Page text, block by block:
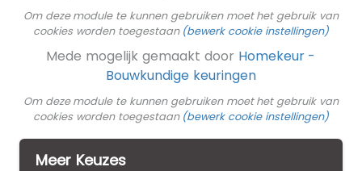
Om deze module te kunnen gebruiken moet het gebruik van
cookies worden toegestaan (bewerk cookie instellingen)
Mede mogelijk gemaakt door Homekeur -
Bouwkundige keuringen
Om deze module te kunnen gebruiken moet het gebruik van
cookies worden toegestaan (bewerk cookie instellingen)
Meer Keuzes